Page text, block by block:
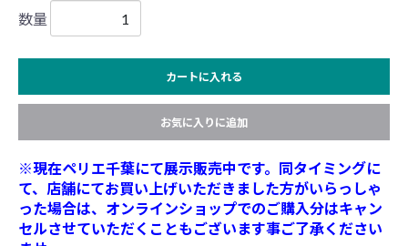
数量
カートに入れる
お気に入りに追加
※現在ペリエ千葉にて展示販売中です。同タイミングに
て、店舗にてお買い上げいただきました方がいらっしゃ
った場合は、オンラインショップでのご購入分はキャン
セルさせていただくこともございます事ご了承ください